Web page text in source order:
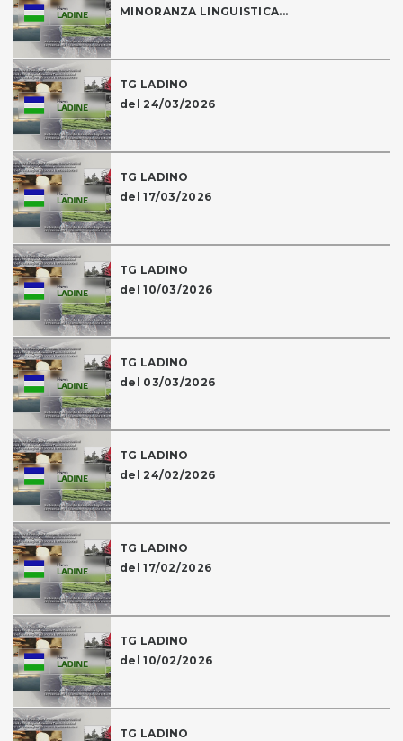
MINORANZA LINGUISTICA...
TG LADINO
del 24/03/2026
TG LADINO
del 17/03/2026
TG LADINO
del 10/03/2026
TG LADINO
del 03/03/2026
TG LADINO
del 24/02/2026
TG LADINO
del 17/02/2026
TG LADINO
del 10/02/2026
TG LADINO